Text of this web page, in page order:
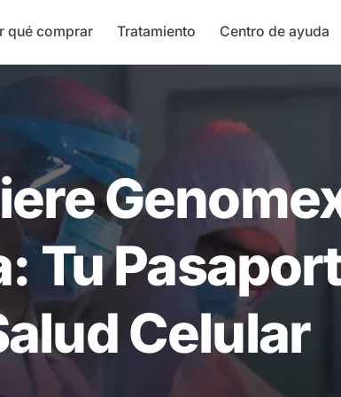
qué comprar Tratamiento Centro de ayuda
Tu
Celular